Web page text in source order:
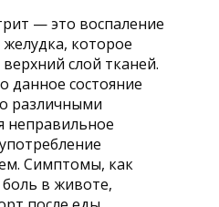
— это воспаление
которое
слой тканей.
данное состояние
различными
неправильное
Симптомы, как
в животе,